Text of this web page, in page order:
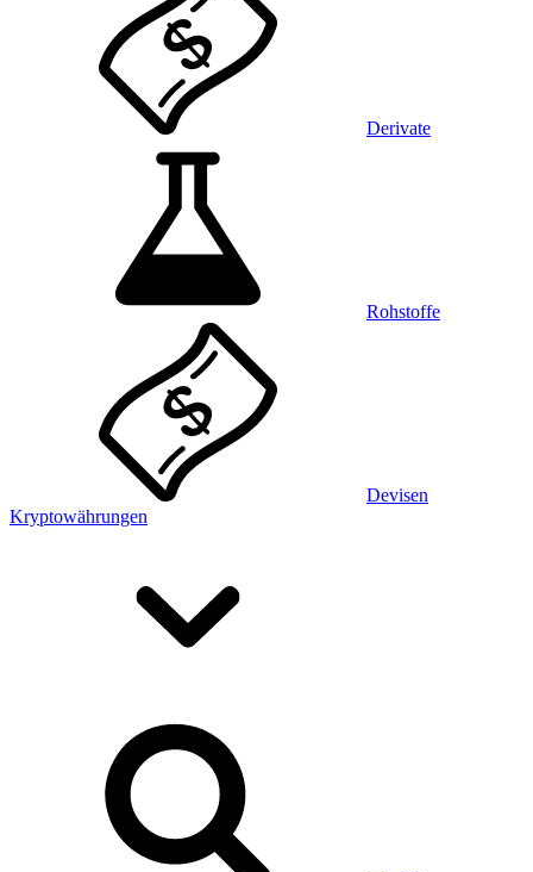
Derivate
Rohstoffe
Devisen
Kryptowährungen